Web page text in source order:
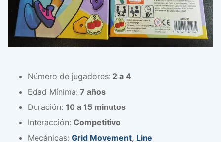
Número de jugadores: 2 a 4
Edad Mínima: 7 años
Duración: 10 a 15 minutos
Interacción: Competitivo
Mecánicas: Grid Movement, Line